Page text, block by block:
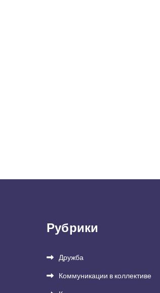
Рубрики
Дружба
Коммуникации в коллективе